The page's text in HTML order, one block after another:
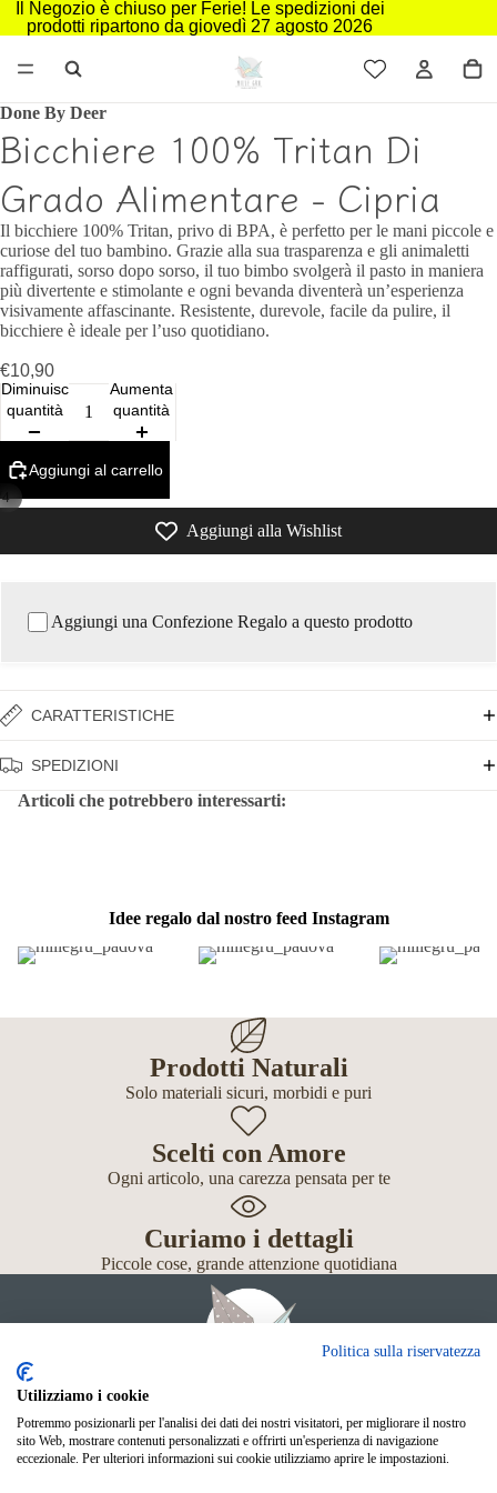
Il Negozio è chiuso per Ferie! Le spedizioni dei
prodotti ripartono da giovedì 27 agosto 2026
4
Done By Deer
Bicchiere 100% Tritan Di
Grado Alimentare - Cipria
Il bicchiere 100% Tritan, privo di BPA, è perfetto per le mani piccole e
curiose del tuo bambino. Grazie alla sua trasparenza e gli animaletti
raffigurati, sorso dopo sorso, il tuo bimbo svolgerà il pasto in maniera
più divertente e stimolante e ogni bevanda diventerà un’esperienza
visivamente affascinante. Resistente, durevole, facile da pulire, il
bicchiere è ideale per l’uso quotidiano.
€10,90
Diminuisci
quantità
Aumenta
quantità
Aggiungi al carrello
Aggiungi alla Wishlist
Aggiungi una Confezione Regalo a questo prodotto
CARATTERISTICHE
SPEDIZIONI
Articoli che potrebbero interessarti:
Idee regalo dal nostro feed Instagram
Prodotti Naturali
Solo materiali sicuri, morbidi e puri
Scelti con Amore
Ogni articolo, una carezza pensata per te
Curiamo i dettagli
Piccole cose, grande attenzione quotidiana
Giochi
Neonato
Politica sulla riservatezza
Utilizziamo i cookie
Potremmo posizionarli per l'analisi dei dati dei nostri visitatori, per migliorare il nostro
sito Web, mostrare contenuti personalizzati e offrirti un'esperienza di navigazione
eccezionale. Per ulteriori informazioni sui cookie utilizziamo aprire le impostazioni.